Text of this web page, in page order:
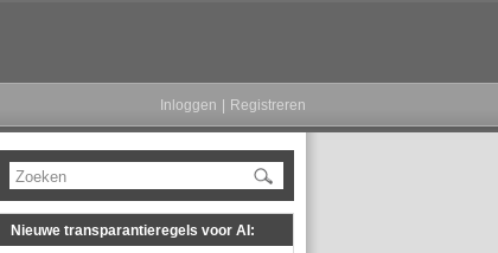
Inloggen Registreren
Zoeken
Nieuwe transparantieregels voor AI: